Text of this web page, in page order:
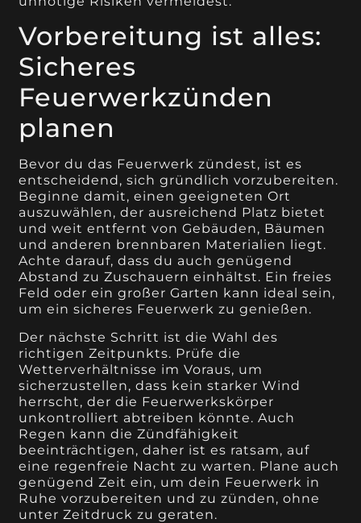
Vorbereitung ist alles:
Sicheres
Feuerwerkzünden
planen
Bevor du das Feuerwerk zündest, ist es
entscheidend, sich gründlich vorzubereiten.
Beginne damit, einen geeigneten Ort
auszuwählen, der ausreichend Platz bietet
und weit entfernt von Gebäuden, Bäumen
und anderen brennbaren Materialien liegt.
Achte darauf, dass du auch genügend
Abstand zu Zuschauern einhältst. Ein freies
Feld oder ein großer Garten kann ideal sein,
um ein sicheres Feuerwerk zu genießen.
Der nächste Schritt ist die Wahl des
richtigen Zeitpunkts. Prüfe die
Wetterverhältnisse im Voraus, um
sicherzustellen, dass kein starker Wind
herrscht, der die Feuerwerkskörper
unkontrolliert abtreiben könnte. Auch
Regen kann die Zündfähigkeit
beeinträchtigen, daher ist es ratsam, auf
eine regenfreie Nacht zu warten. Plane auch
genügend Zeit ein, um dein Feuerwerk in
Ruhe vorzubereiten und zu zünden, ohne
unter Zeitdruck zu geraten.